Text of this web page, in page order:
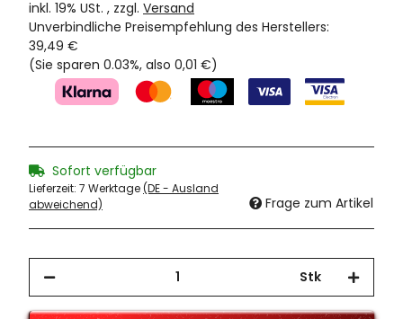
inkl. 19% USt. , zzgl. Versand
Unverbindliche Preisempfehlung des Herstellers:
39,49 €
(Sie sparen 0.03%, also 0,01 €)
Sofort verfügbar
Lieferzeit: 7 Werktage(DE - Ausland
abweichend)
Frage zum Artikel
Stk